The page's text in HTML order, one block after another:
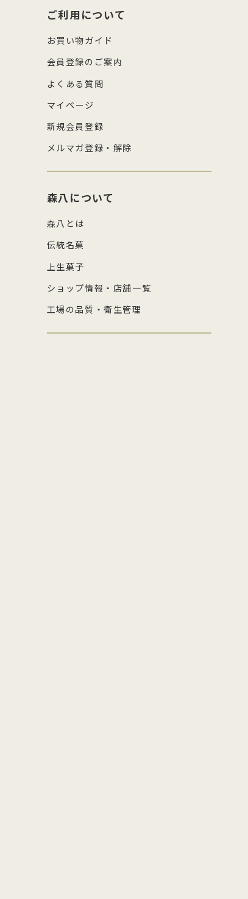
ご利用について
お買い物ガイド
会員登録のご案内
よくある質問
マイページ
新規会員登録
メルマガ登録・解除
森八について
森八とは
伝統名菓
上生菓子
ショップ情報・店舗一覧
工場の品質・衛生管理